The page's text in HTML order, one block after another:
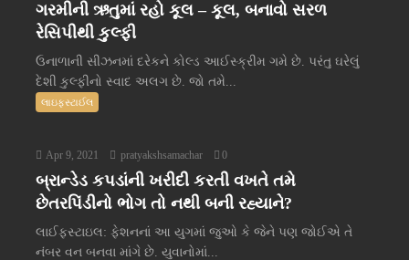
ગરમીની ઋતુમાં રહો કૂલ – કૂલ, બનાવો સરળ
રેસિપીથી કુલ્ફી
ઉનાળાની સીઝનમાં દરેકને કોલ્ડ આઈસ્ક્રીમ ગમે છે. પરંતુ ઘરેલું
દેશી કુલ્ફીનો સ્વાદ અલગ છે. જો તમે...
લાઇફસ્ટાઈલ
Apr 9, 2021 pratyakshsamachar 0
બ્રાન્ડેડ કપડાંની ખરીદી કરતી વખતે તમે
છેતરપિંડીનો ભોગ તો નથી બની રહ્યાને?
લાઈફસ્ટાઇલ: ફેશનનાં આ યુગમાં જુઓ કે જેને પણ જોઈએ તે
નંબર વન બનવા માંગે છે. યુવાનોમાં...